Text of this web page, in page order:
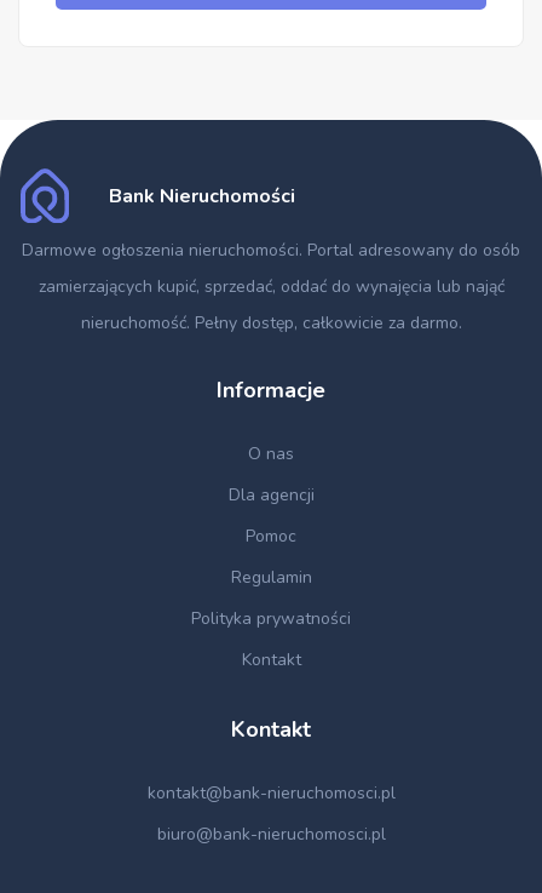
Bank Nieruchomości
Darmowe ogłoszenia nieruchomości. Portal adresowany do osób
zamierzających kupić, sprzedać, oddać do wynajęcia lub nająć
nieruchomość. Pełny dostęp, całkowicie za darmo.
Informacje
O nas
Dla agencji
Pomoc
Regulamin
Polityka prywatności
Kontakt
Kontakt
kontakt@bank-nieruchomosci.pl
biuro@bank-nieruchomosci.pl